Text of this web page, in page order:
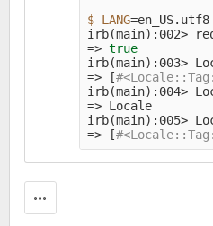
$ LANG=
irb(main) :002>
=>
irb(main)
=>
[
irb(main) :004>
=> Locale
irb(main)
=>
[